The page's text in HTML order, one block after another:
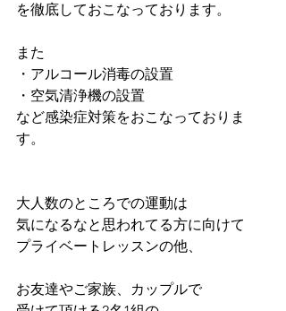
を徹底しておこなっております。
また
・アルコール消毒の設置
・空気清浄機の設置
など感染症対策をおこなっておりま
す。
大人数のところでの運動は
気になるなと思われてる方に向けて
プライベートレッスンの他、
お友達やご家族、カップルで